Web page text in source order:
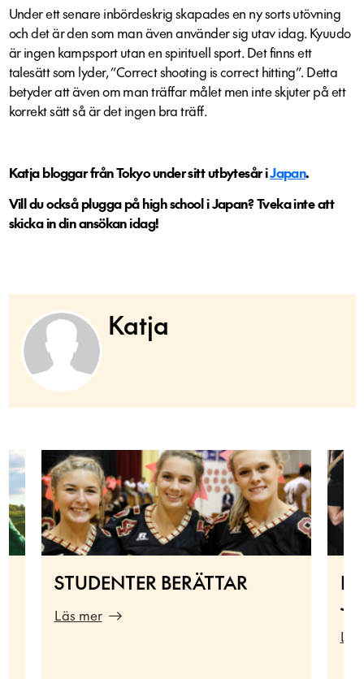
Under ett senare inbördeskrig skapades en ny sorts utövning
och det är den som man även använder sig utav idag. Kyuudo
är ingen kampsport utan en spirituell sport. Det finns ett
talesätt som lyder, ”Correct shooting is correct hitting”. Detta
betyder att även om man träffar målet men inte skjuter på ett
korrekt sätt så är det ingen bra träff.
Katja bloggar från Tokyo under sitt utbytesår iJapan.
Vill du också plugga på high school i Japan? Tveka inte att
skicka in din ansökan idag!
Katja
STUDENTER BERÄTTAR
Läs mer